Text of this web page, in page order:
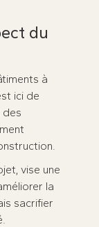
du
à
ici de
des
vise une
la
sacrifier